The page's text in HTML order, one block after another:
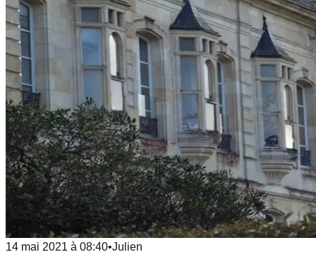
14 mai 2021 à 08:40•Julien